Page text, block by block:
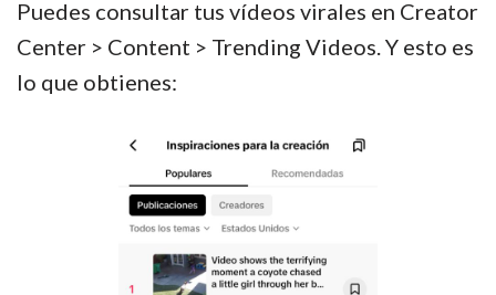
Puedes consultar tus vídeos virales en Creator
Center > Content > Trending Videos. Y esto es
lo que obtienes: